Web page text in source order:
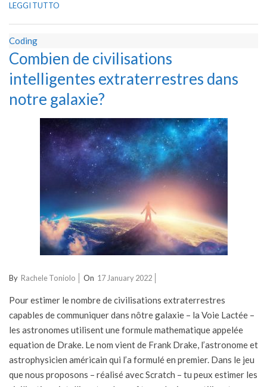
LEGGI TUTTO
Coding
Combien de civilisations
intelligentes extraterrestres dans
notre galaxie?
2022-
17
By Rachele Toniolo On 17 January 2022
Pour estimer le nombre de civilisations extraterrestres
capables de communiquer dans nôtre galaxie – la Voie Lactée –
les astronomes utilisent une formule mathematique appelée
equation de Drake. Le nom vient de Frank Drake, l’astronome et
astrophysicien américain qui l’a formulé en premier. Dans le jeu
que nous proposons – réalisé avec Scratch – tu peux estimer les